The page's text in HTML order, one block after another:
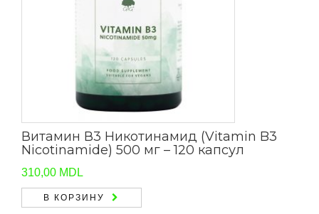
Витамин В3 Никотинамид (Vitamin B3
Nicotinamide) 500 мг – 120 капсул
310,00 MDL
В КОРЗИНУ